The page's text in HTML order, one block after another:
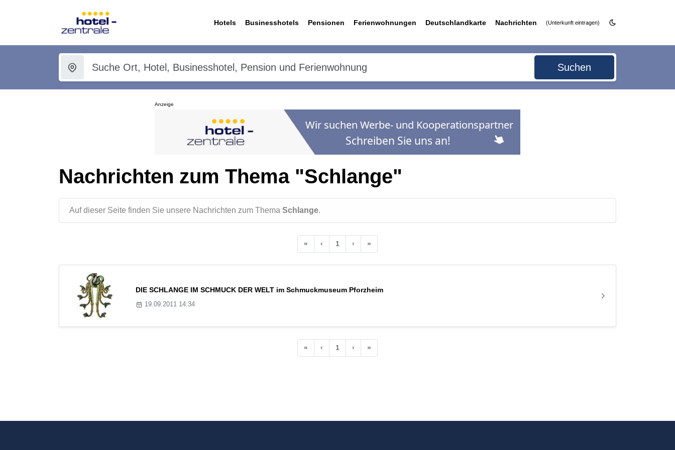
Hotels Businesshotels Pensionen Ferienwohnungen Deutschlandkarte Nachrichten (Unterkunft eintragen)
Suchen
Anzeige
Nachrichten zum Thema "Schlange"
Auf dieser Seite finden Sie unsere Nachrichten zum Thema Schlange.
« ‹ 1 › »
DIE SCHLANGE IM SCHMUCK DER WELT im Schmuckmuseum Pforzheim
19.09.2011 14:34
« ‹ 1 › »